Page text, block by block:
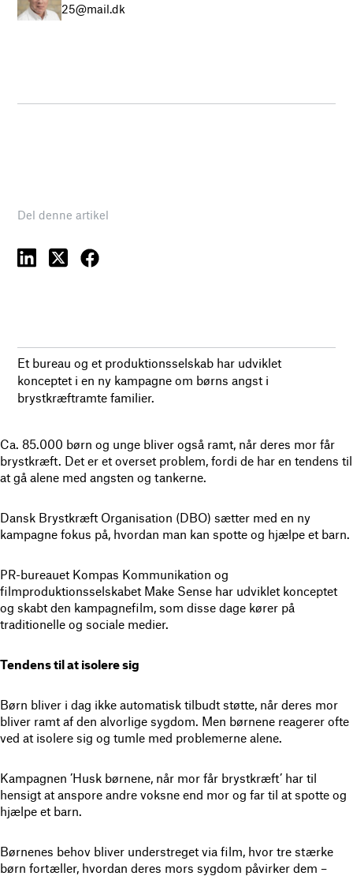
25@mail.dk
Del denne artikel
Et bureau og et produktionsselskab har udviklet
konceptet i en ny kampagne om børns angst i
brystkræftramte familier.
Ca. 85.000 børn og unge bliver også ramt, når deres mor får
brystkræft. Det er et overset problem, fordi de har en tendens til
at gå alene med angsten og tankerne.
Dansk Brystkræft Organisation (DBO) sætter med en ny
kampagne fokus på, hvordan man kan spotte og hjælpe et barn.
PR-bureauet Kompas Kommunikation og
filmproduktionsselskabet Make Sense har udviklet konceptet
og skabt den kampagnefilm, som disse dage kører på
traditionelle og sociale medier.
Tendens til at isolere sig
Børn bliver i dag ikke automatisk tilbudt støtte, når deres mor
bliver ramt af den alvorlige sygdom. Men børnene reagerer ofte
ved at isolere sig og tumle med problemerne alene.
Kampagnen ’Husk børnene, når mor får brystkræft’ har til
hensigt at anspore andre voksne end mor og far til at spotte og
hjælpe et barn.
Børnenes behov bliver understreget via film, hvor tre stærke
børn fortæller, hvordan deres mors sygdom påvirker dem –